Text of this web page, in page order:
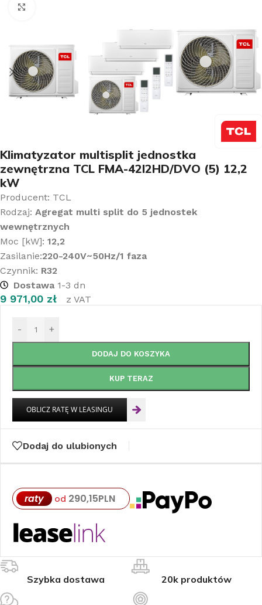
Klimatyzator multisplit jednostka
zewnętrzna TCL FMA-42I2HD/DVO (5) 12,2
kW
Producent: TCL
Rodzaj: Agregat multi split do 5 jednostek
wewnętrznych
Moc [kW]: 12,2
Zasilanie:220-240V~50Hz/1 faza
Czynnik: R32
Dostawa1-3 dn
9 971,00 zł z VAT
- +
DODAJ DO KOSZYKA
KUP TERAZ
Dodaj do ulubionych
raty od 290,15PLN
Szybka dostawa 20k produktów